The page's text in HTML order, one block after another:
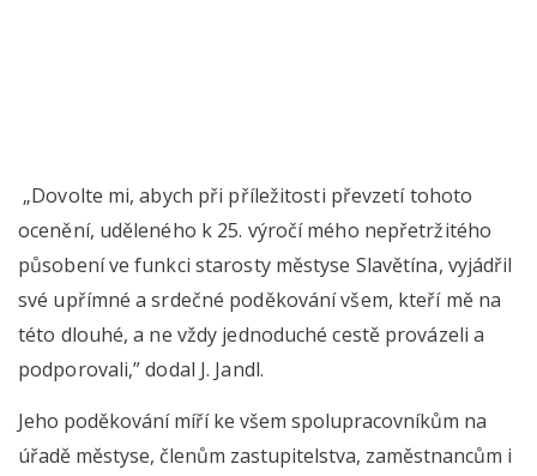
„Dovolte mi, abych při příležitosti převzetí tohoto
ocenění, uděleného k 25. výročí mého nepřetržitého
působení ve funkci starosty městyse Slavětína, vyjádřil
své upřímné a srdečné poděkování všem, kteří mě na
této dlouhé, a ne vždy jednoduché cestě provázeli a
podporovali,” dodal J. Jandl.
Jeho poděkování míří ke všem spolupracovníkům na
úřadě městyse, členům zastupitelstva, zaměstnancům i